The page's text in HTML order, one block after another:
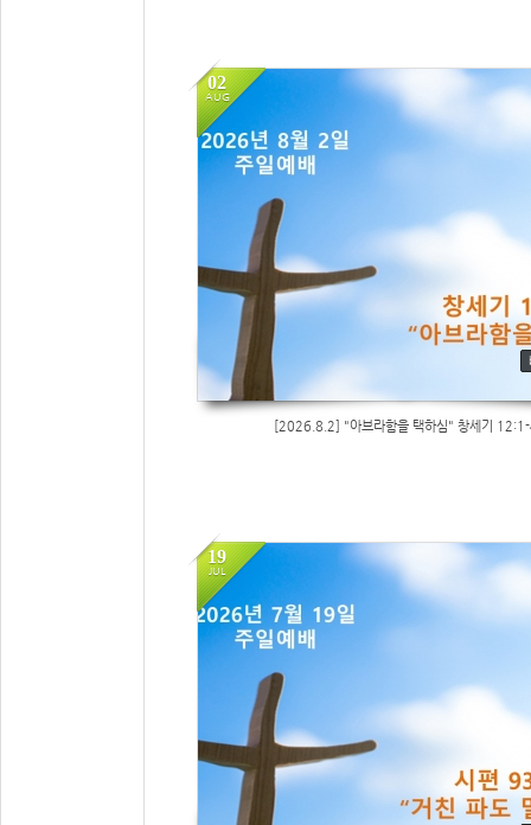
02
AUG
32
[2026.8.2] "아브라함을 택하심" 창세기
19
JUL
24